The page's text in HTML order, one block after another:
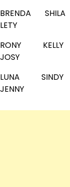
BRENDA
LETY
RONY
JOSY
LUNA
JENNY